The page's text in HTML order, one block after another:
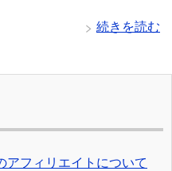
続きを読む
アフィリエイトについて